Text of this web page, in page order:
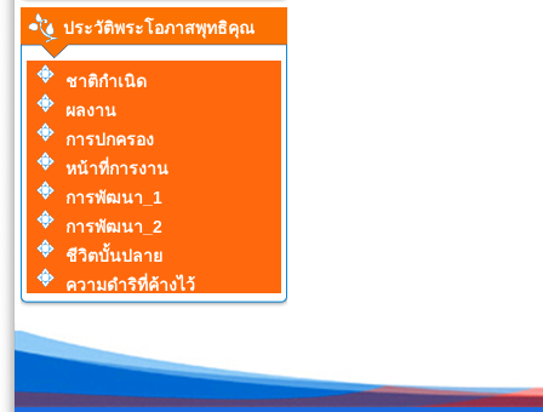
ประวัติพระโอภาสพุทธิคุณ
ชาติกำเนิด
ผลงาน
การปกครอง
หน้าที่การงาน
การพัฒนา_1
การพัฒนา_2
ชีวิตบั้นปลาย
ความดำริที่ค้างไว้